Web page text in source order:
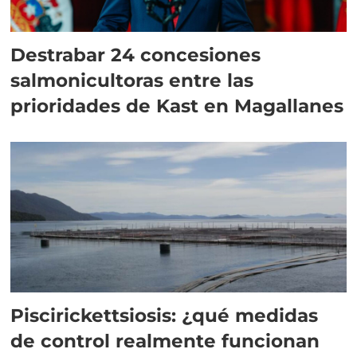
Destrabar 24 concesiones
salmonicultoras entre las
prioridades de Kast en Magallanes
Piscirickettsiosis: ¿qué medidas
de control realmente funcionan